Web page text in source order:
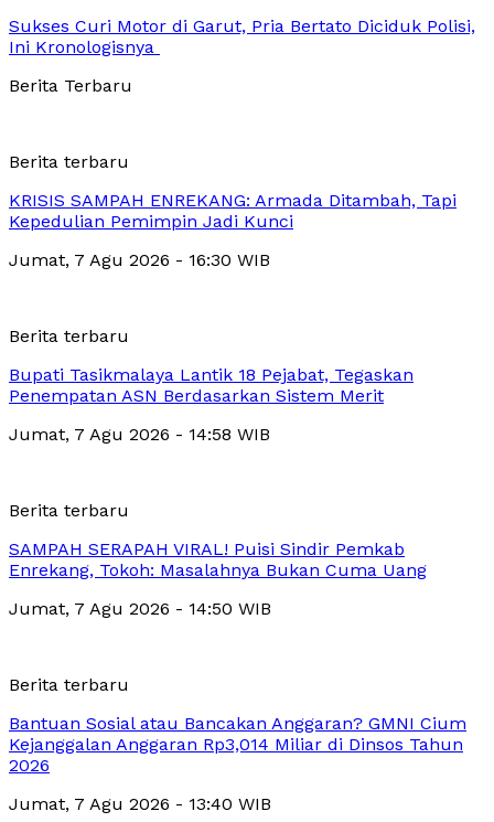
Sukses Curi Motor di Garut, Pria Bertato Diciduk Polisi,
Ini Kronologisnya
Berita Terbaru
Berita terbaru
KRISIS SAMPAH ENREKANG: Armada Ditambah, Tapi
Kepedulian Pemimpin Jadi Kunci
Jumat, 7 Agu 2026 - 16:30 WIB
Berita terbaru
Bupati Tasikmalaya Lantik 18 Pejabat, Tegaskan
Penempatan ASN Berdasarkan Sistem Merit
Jumat, 7 Agu 2026 - 14:58 WIB
Berita terbaru
SAMPAH SERAPAH VIRAL! Puisi Sindir Pemkab
Enrekang, Tokoh: Masalahnya Bukan Cuma Uang
Jumat, 7 Agu 2026 - 14:50 WIB
Berita terbaru
Bantuan Sosial atau Bancakan Anggaran? GMNI Cium
Kejanggalan Anggaran Rp3,014 Miliar di Dinsos Tahun
2026
Jumat, 7 Agu 2026 - 13:40 WIB